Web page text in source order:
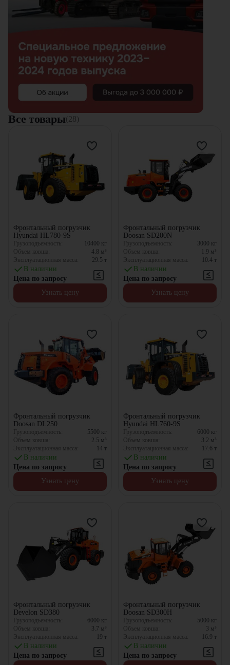
Все товары(28)
Фронтальный погрузчик
Hyundai HL780-9S
Грузоподъемность: 10400 кг
Объем ковша:
4.8 м³
Эксплуатационная масса:
29.5 т
В наличии
Цена по запросу
Узнать цену
Фронтальный погрузчик
Doosan SD200N
Грузоподъемность: 3000 кг
Объем ковша:
1.9 м³
Эксплуатационная масса:
10.4 т
В наличии
Цена по запросу
Узнать цену
Фронтальный погрузчик
Doosan DL250
Грузоподъемность: 5500 кг
Объем ковша:
2.5 м³
Эксплуатационная масса:
14 т
В наличии
Цена по запросу
Узнать цену
Фронтальный погрузчик
Hyundai HL760-9S
Грузоподъемность: 6000 кг
Объем ковша:
3.2 м³
Эксплуатационная масса:
17.6 т
В наличии
Цена по запросу
Узнать цену
Фронтальный погрузчик
Develon SD380
Грузоподъемность: 6000 кг
Объем ковша:
3.7 м³
Эксплуатационная масса:
19 т
В наличии
Цена по запросу
Фронтальный погрузчик
Doosan SD300H
Грузоподъемность: 5000 кг
Объем ковша:
3 м³
Эксплуатационная масса:
16.9 т
В наличии
Цена по запросу